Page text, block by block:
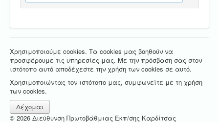
Χρησιμοποιούμε cookies. Τα cookies μας βοηθούν να
προσφέρουμε τις υπηρεσίες μας. Με την πρόσβαση σας στον
ιστότοπο αυτό αποδέχεστε την χρήση των cookies σε αυτό.
Χρησιμοποιώντας τον ιστότοπο μας, συμφωνείτε με τη χρήση
των cookies.
Δέχομαι
© 2026 Διεύθυνση Πρωτοβάθμιας Εκπ/σης Καρδίτσας